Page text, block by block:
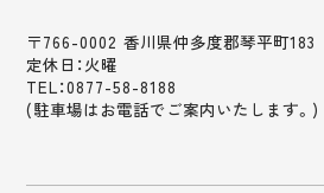
〒766-0002 香川県仲多度郡琴平町183
定休日：火曜
TEL：0877-58-8188
(駐車場はお電話でご案内いたします。)